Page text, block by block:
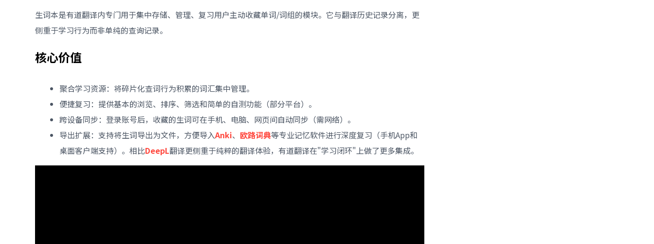
生词本是有道翻译内专门用于集中存储、管理、复习用户主动收藏单词/词组的模块。它与翻译历史记录分离，更
侧重于学习行为而非单纯的查询记录。
核心价值
聚合学习资源：将碎片化查词行为积累的词汇集中管理。
便捷复习：提供基本的浏览、排序、筛选和简单的自测功能（部分平台）。
跨设备同步：登录账号后，收藏的生词可在手机、电脑、网页间自动同步（需网络）。
导出扩展：支持将生词导出为文件，方便导入Anki、 欧路词典等专业记忆软件进行深度复习（手机App和
桌面客户端支持）。相比DeepL翻译更侧重于纯粹的翻译体验，有道翻译在"学习闭环"上做了更多集成。